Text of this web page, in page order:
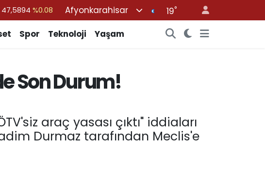
47,5894 %0.08
13.703%11
Afyonkarahisar 19°
Spor Teknoloji Yaşam
Son Durum!
araç yasası çıktı" iddiaları
Durmaz tarafından Meclis'e